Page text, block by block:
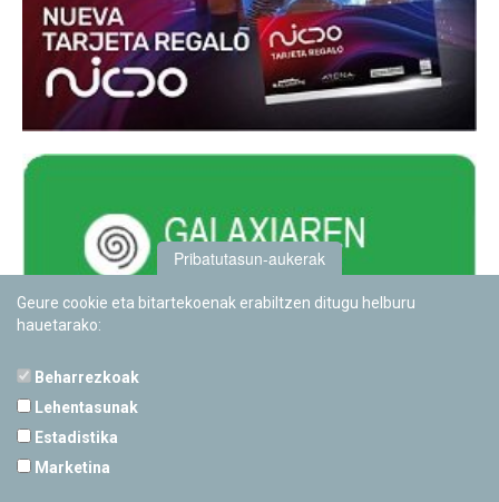
Pribatutasun-aukerak
Geure cookie eta bitartekoenak erabiltzen ditugu helburu
hauetarako:
Beharrezkoak
Lehentasunak
Estadistika
Marketina